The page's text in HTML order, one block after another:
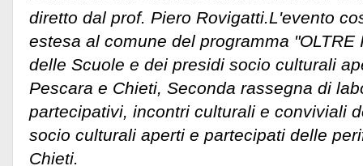
diretto dal prof. Piero Rovigatti. L'evento
estesa al comune del programma "OLTRE
delle Scuole e dei presidi socio culturali
Pescara e Chieti, Seconda rassegna di
partecipativi, incontri culturali e conviviali
socio culturali aperti e partecipati delle
Chieti.